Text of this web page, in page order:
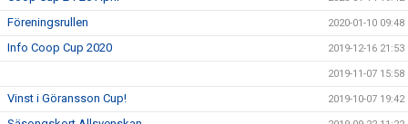
Föreningsrullen 2020-01-10 09:48
Info Coop Cup 2020 2019-12-16 21:53
2019-11-07 15:58
Vinst i Göransson Cup! 2019-10-07 19:42